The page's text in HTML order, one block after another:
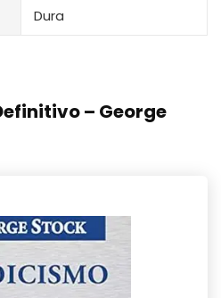
Dura
– George